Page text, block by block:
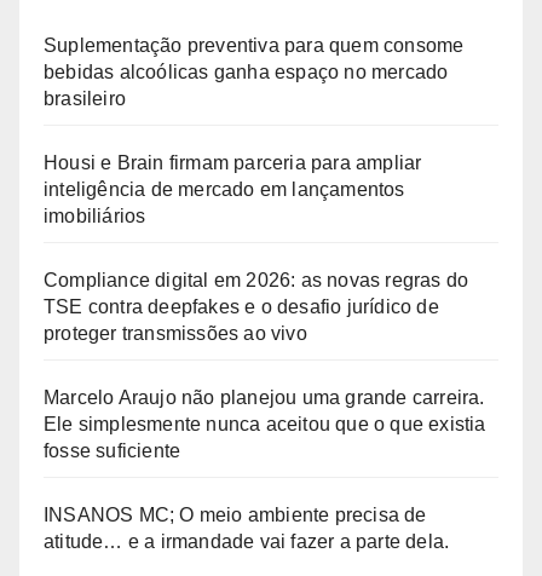
Suplementação preventiva para quem consome
bebidas alcoólicas ganha espaço no mercado
brasileiro
Housi e Brain firmam parceria para ampliar
inteligência de mercado em lançamentos
imobiliários
Compliance digital em 2026: as novas regras do
TSE contra deepfakes e o desafio jurídico de
proteger transmissões ao vivo
Marcelo Araujo não planejou uma grande carreira.
Ele simplesmente nunca aceitou que o que existia
fosse suficiente
INSANOS MC; O meio ambiente precisa de
atitude… e a irmandade vai fazer a parte dela.